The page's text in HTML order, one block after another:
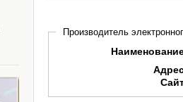
Производитель